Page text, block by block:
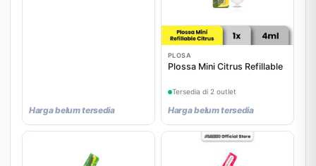
Harga belum tersedia
PLOSA
Plossa Mini Citrus Refillable
Tersedia di 2 outlet
Harga belum tersedia